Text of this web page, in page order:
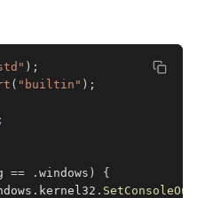
) ;
( "builtin" ) ;
;
== . windows )
{
. kernel32 .